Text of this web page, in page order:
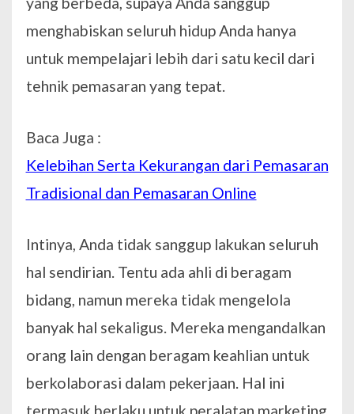
menghabiskan seluruh hidup Anda hanya
untuk mempelajari lebih dari satu kecil dari
tehnik pemasaran yang tepat.
Baca Juga :
Kelebihan Serta Kekurangan dari Pemasaran
Tradisional dan Pemasaran Online
Intinya, Anda tidak sanggup lakukan seluruh
hal sendirian. Tentu ada ahli di beragam
bidang, namun mereka tidak mengelola
banyak hal sekaligus. Mereka mengandalkan
orang lain dengan beragam keahlian untuk
berkolaborasi dalam pekerjaan. Hal ini